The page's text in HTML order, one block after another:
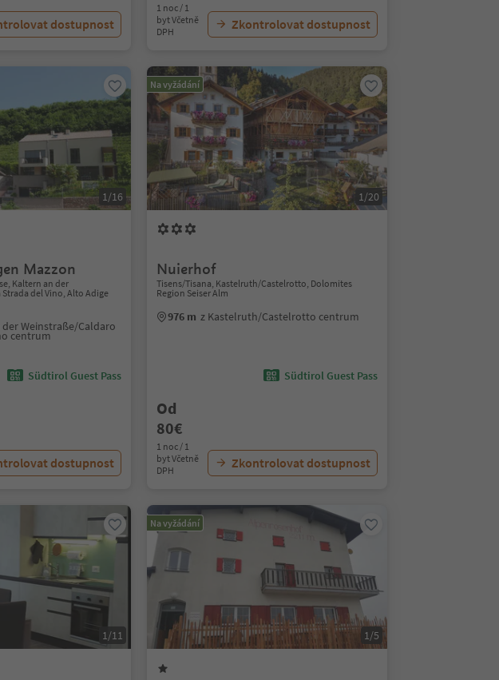
dostupnost
1 noc / 1
byt Včetně
DPH
Zkontrolovat dostupnost
1/16
Mazzon
Kaltern an der
del Vino, Alto Adige
Weinstraße/Caldaro
centrum
Südtirol Guest Pass
dostupnost
Na vyžádání
1/20
Nuierhof
Tisens/Tisana, Kastelruth/Castelrotto, Dolomites
Region Seiser Alm
976 m z Kastelruth/Castelrotto centrum
Südtirol Guest Pass
Od
80€
1 noc / 1
byt Včetně
DPH
Zkontrolovat dostupnost
1/11
Na vyžádání
1/5